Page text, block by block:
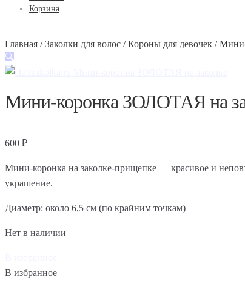
Корзина
Главная /Заколки для волос /Короны для девочек /
🔍
Мини-коронка ЗОЛОТАЯ на
600 ₽
Мини-коронка на заколке-прищепке — красивое и
украшение.
Диаметр: около 6,5 см (по крайним точкам)
Нет в наличии
В избранное